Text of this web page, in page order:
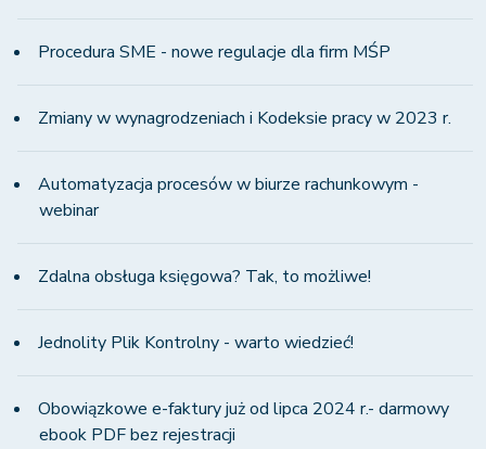
Procedura SME - nowe regulacje dla firm MŚP
Zmiany w wynagrodzeniach i Kodeksie pracy w 2023 r.
Automatyzacja procesów w biurze rachunkowym -
webinar
Zdalna obsługa księgowa? Tak, to możliwe!
Jednolity Plik Kontrolny - warto wiedzieć!
Obowiązkowe e-faktury już od lipca 2024 r.- darmowy
ebook PDF bez rejestracji